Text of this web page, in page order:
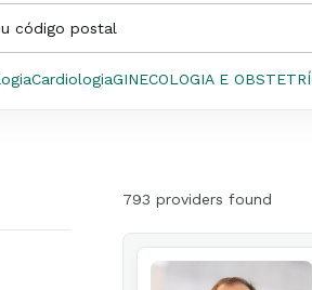
CardiologiaGINECOLOGIA E
793 providers found